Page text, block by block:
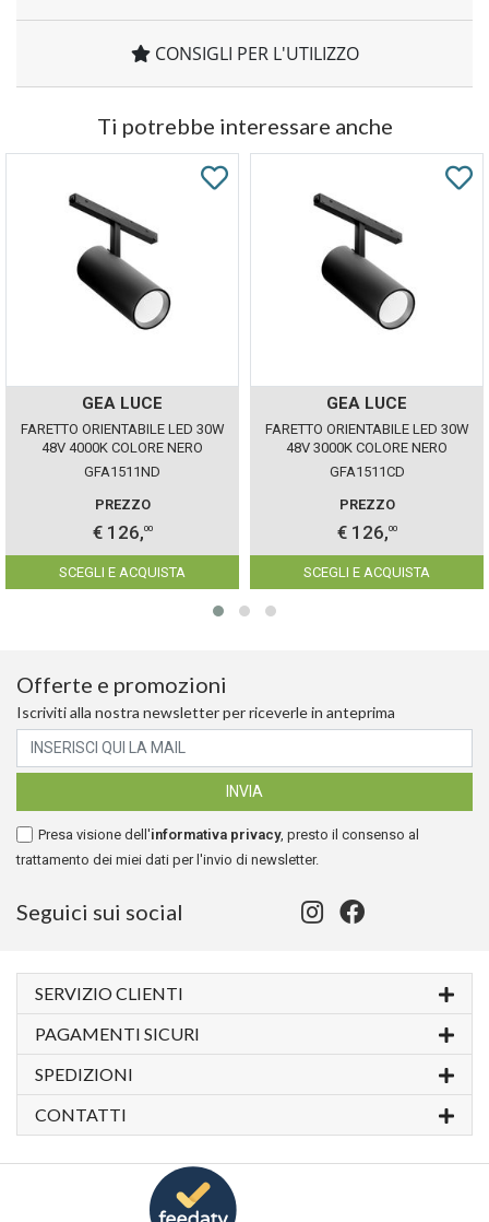
CONSIGLI PER L'UTILIZZO
Ti potrebbe interessare anche
GEA LUCE
FARETTO ORIENTABILE LED 30W
48V 4000K COLORE NERO
GEALUCE IP20 DIMMERABILE
GFA1511ND
PREZZO
€ 126,00
SCEGLI E ACQUISTA
GEA LUCE
FARETTO ORIENTABILE LED 30W
48V 3000K COLORE NERO
GEALUCE IP20 DIMMERABILE
GFA1511CD
PREZZO
€ 126,00
SCEGLI E ACQUISTA
Offerte e promozioni
Iscriviti alla nostra newsletter per riceverle in anteprima
Presa visione dell'informativa privacy, presto il consenso al
trattamento dei miei dati per l'invio di newsletter.
Seguici sui social
SERVIZIO CLIENTI
PAGAMENTI SICURI
SPEDIZIONI
CONTATTI